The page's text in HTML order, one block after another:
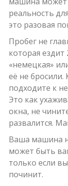
реальность
это разовая
Пробег не
которая ездит
«немецкая»
её не
подходите к
Это как
окна, не
развалится.
Ваша машина
может быть
только если
починит.